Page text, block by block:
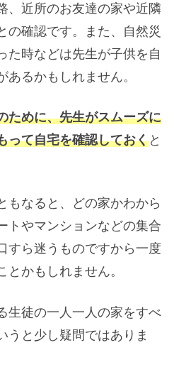
、近所のお友達の家や近隣
の確認です。また、自然災
た時などは先生が子供を自
るかもしれません。
ために、先生がスムーズに
って自宅を確認しておくと
もなると、どの家かわから
トやマンションなどの集合
すら迷うものですから一度
かもしれません。
生徒の一人一人の家をすべ
うと少し疑問ではありま